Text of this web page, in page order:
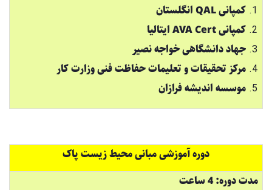
کمپانی QAL انگلستان
کمپانی AVA Cert ایتالیا
جهاد دانشگاهی خواجه نصیر
مرکز تحقیقات و تعلیمات حفاظت فنی وزارت کار
موسسه اندیشه فرازان
دوره آموزشی مبانی محیط زیست پاک
مدت دوره: 4 ساعت